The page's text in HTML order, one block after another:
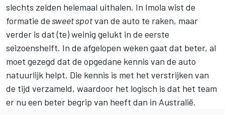
slechts zelden helemaal uithalen. In Imola wist de
formatie de sweet spotvan de auto te raken, maar
verder is dat (te) weinig gelukt in de eerste
seizoenshelft. In de afgelopen weken gaat dat beter, al
moet gezegd dat de opgedane kennis van de auto
natuurlijk helpt. Die kennis is met het verstrijken van
de tijd verzameld, waardoor het logisch is dat het team
er nu een beter begrip van heeft dan in Australië.